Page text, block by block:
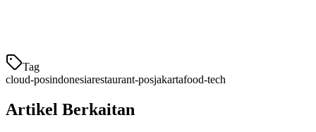
Tag
cloud-posindonesiarestaurant-posjakartafood-tech
Artikel Berkaitan